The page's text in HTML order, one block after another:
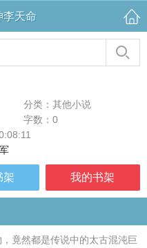
李天命
分类：其他小说
字数：0
架 我的书架
竟然都是传说中的太古混沌巨